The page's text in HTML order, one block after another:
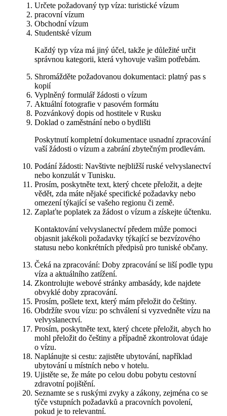
Určete požadovaný typ víza: turistické vízum
pracovní vízum
Obchodní vízum
Studentské vízum
Každý typ víza má jiný účel, takže je důležité určit
správnou kategorii, která vyhovuje vašim potřebám.
Shromážděte požadovanou dokumentaci: platný pas s
kopií
Vyplněný formulář žádosti o vízum
Aktuální fotografie v pasovém formátu
Pozvánkový dopis od hostitele v Rusku
Doklad o zaměstnání nebo o bydlišti
Poskytnutí kompletní dokumentace usnadní zpracování
vaší žádosti o vízum a zabrání zbytečným prodlevám.
Podání žádosti: Navštivte nejbližší ruské velvyslanectví
nebo konzulát v Tunisku.
Prosím, poskytněte text, který chcete přeložit, a dejte
vědět, zda máte nějaké specifické požadavky nebo
omezení týkající se vašeho regionu či země.
Zaplaťte poplatek za žádost o vízum a získejte účtenku.
Kontaktování velvyslanectví předem může pomoci
objasnit jakékoli požadavky týkající se bezvízového
statusu nebo konkrétních předpisů pro tuniské občany.
Čeká na zpracování: Doby zpracování se liší podle typu
víza a aktuálního zatížení.
Zkontrolujte webové stránky ambasády, kde najdete
obvyklé doby zpracování.
Prosím, pošlete text, který mám přeložit do češtiny.
Obdržíte svou vízu: po schválení si vyzvedněte vízu na
velvyslanectví.
Prosím, poskytněte text, který chcete přeložit, abych ho
mohl přeložit do češtiny a případně zkontrolovat údaje
o vízu.
Naplánujte si cestu: zajistěte ubytování, například
ubytování u místních nebo v hotelu.
Ujistěte se, že máte po celou dobu pobytu cestovní
zdravotní pojištění.
Seznamte se s ruskými zvyky a zákony, zejména co se
týče vstupních požadavků a pracovních povolení,
pokud je to relevantní.